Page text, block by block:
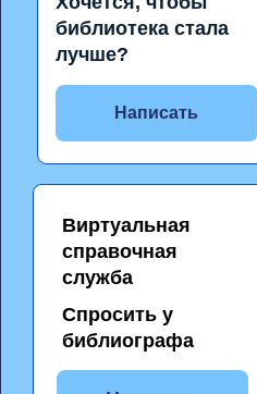
библиотека стала
лучше?
Написать
Виртуальная
справочная
служба
Спросить у
библиографа